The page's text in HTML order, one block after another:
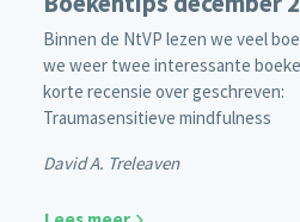
Binnen de NtVP lezen we veel
we weer twee interessante
korte recensie over geschreven:
Traumasensitieve mindfulness
David A. Treleaven